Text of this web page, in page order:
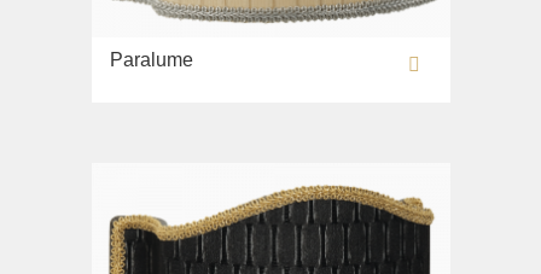
Paralume